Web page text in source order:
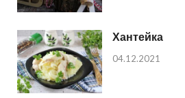
Хантейка
04.12.2021